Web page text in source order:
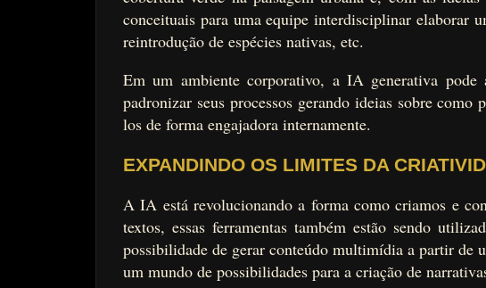
conceituais para uma equipe interdisciplinar elaborar
reintrodução de espécies nativas, etc.
Em um ambiente corporativo, a IA generativa pode
padronizar seus processos gerando ideias sobre
los de forma engajadora internamente.
EXPANDINDO OS LIMITES DA
A IA está revolucionando a forma como criamos e
textos, essas ferramentas também estão sendo
possibilidade de gerar conteúdo multimídia a partir de
um mundo de possibilidades para a criação de